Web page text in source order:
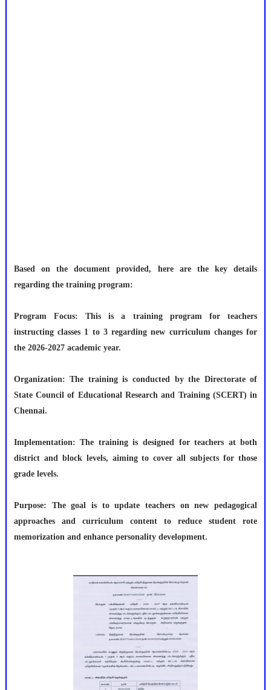
Based on the document provided, here are the key details
regarding the training program:
Program Focus: This is a training program for teachers
instructing classes 1 to 3 regarding new curriculum changes for
the 2026-2027 academic year.
Organization: The training is conducted by the Directorate of
State Council of Educational Research and Training (SCERT) in
Chennai.
Implementation: The training is designed for teachers at both
district and block levels, aiming to cover all subjects for those
grade levels.
Purpose: The goal is to update teachers on new pedagogical
approaches and curriculum content to reduce student rote
memorization and enhance personality development.